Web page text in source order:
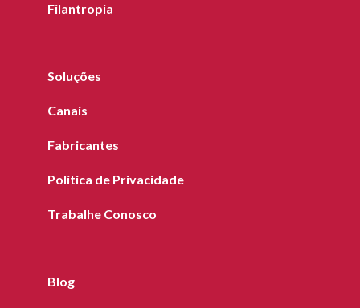
Filantropia
Soluções
Canais
Fabricantes
Política de Privacidade
Trabalhe Conosco
Blog